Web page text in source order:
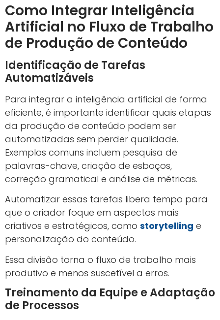
Como Integrar Inteligência
Artificial no Fluxo de Trabalho
de Produção de Conteúdo
Identificação de Tarefas
Automatizáveis
Para integrar a inteligência artificial de forma
eficiente, é importante identificar quais etapas
da produção de conteúdo podem ser
automatizadas sem perder qualidade.
Exemplos comuns incluem pesquisa de
palavras-chave, criação de esboços,
correção gramatical e análise de métricas.
Automatizar essas tarefas libera tempo para
que o criador foque em aspectos mais
criativos e estratégicos, como storytelling e
personalização do conteúdo.
Essa divisão torna o fluxo de trabalho mais
produtivo e menos suscetível a erros.
Treinamento da Equipe e Adaptação
de Processos